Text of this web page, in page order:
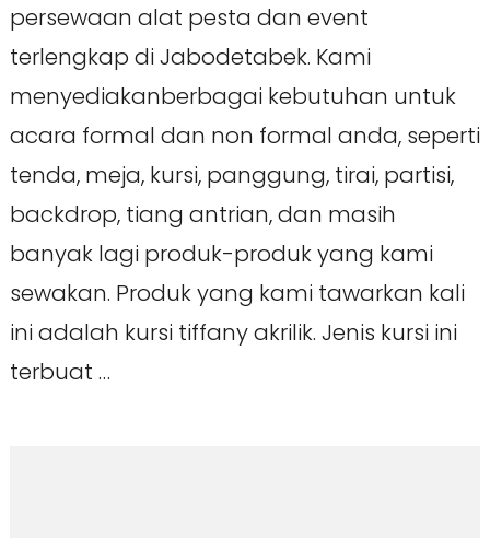
persewaan alat pesta dan event
terlengkap di Jabodetabek. Kami
menyediakanberbagai kebutuhan untuk
acara formal dan non formal anda, seperti
tenda, meja, kursi, panggung, tirai, partisi,
backdrop, tiang antrian, dan masih
banyak lagi produk-produk yang kami
sewakan. Produk yang kami tawarkan kali
ini adalah kursi tiffany akrilik. Jenis kursi ini
terbuat …